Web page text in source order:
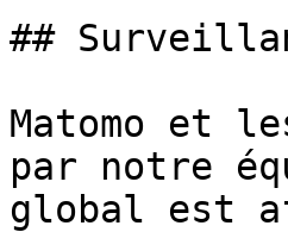
##
Matomo et
par notre
global est